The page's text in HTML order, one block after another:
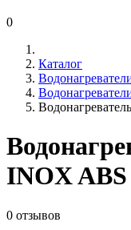
0
Каталог
INOX ABS
0 отзывов